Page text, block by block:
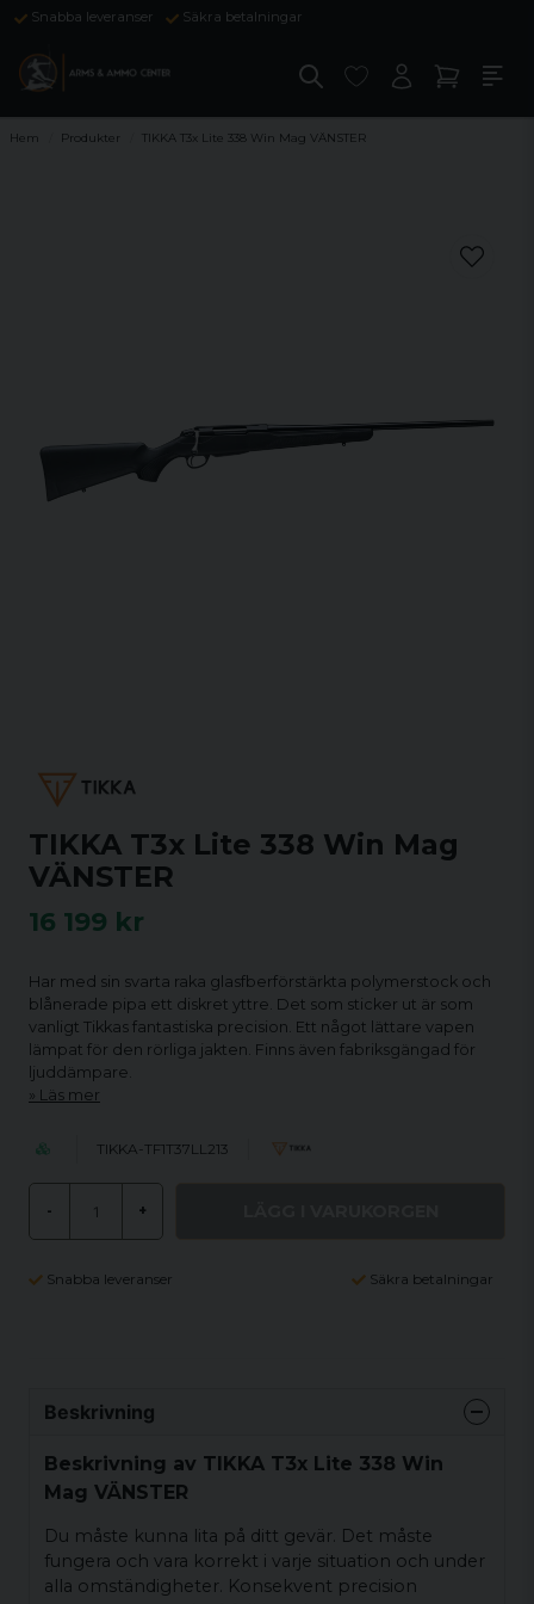
Snabba leveranser Säkra betalningar
Hem Produkter TIKKA T3x Lite 338 Win Mag VÄNSTER
TIKKA T3x Lite 338 Win Mag
VÄNSTER
16 199 kr
Har med sin svarta raka glasfberförstärkta polymerstock och
blånerade pipa ett diskret yttre. Det som sticker ut är som
vanligt Tikkas fantastiska precision. Ett något lättare vapen
lämpat för den rörliga jakten. Finns även fabriksgängad för
ljuddämpare.
Läs mer
TIKKA-TF1T37LL213
- +
Snabba leveranser Säkra betalningar
Beskrivning
Beskrivning av TIKKA T3x Lite 338 Win
Mag VÄNSTER
Du måste kunna lita på ditt gevär. Det måste
fungera och vara korrekt i varje situation och under
alla omständigheter. Konsekvent precision